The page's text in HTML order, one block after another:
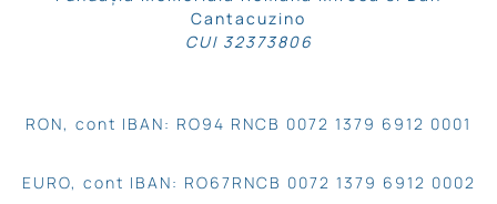
Contact
Cantacuzino
CUI 32373806
RON, cont IBAN: RO94 RNCB 0072 1379 6912 0001
EURO, cont IBAN: RO67RNCB 0072 1379 6912 0002